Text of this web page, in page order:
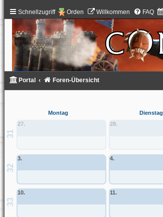
Schnellzugriff Orden Willkommen FAQ
Portal Foren-Übersicht
Montag Dienstag
31
27. 28.
32
3. 4.
33
10. 11.